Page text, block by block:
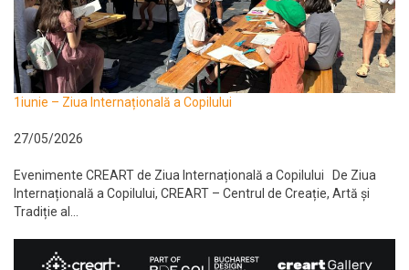
1iunie – Ziua Internațională a Copilului
27/05/2026
Evenimente CREART de Ziua Internațională a Copilului De Ziua
Internațională a Copilului, CREART – Centrul de Creație, Artă și
Tradiție al...